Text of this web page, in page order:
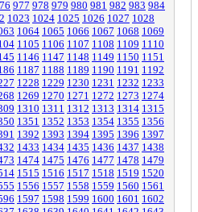
977 978 979 980 981 982 983 984
1023 1024 1025 1026 1027 1028
1064 1065 1066 1067 1068 1069
1105 1106 1107 1108 1109 1110
1146 1147 1148 1149 1150 1151
1187 1188 1189 1190 1191 1192
1228 1229 1230 1231 1232 1233
1269 1270 1271 1272 1273 1274
1310 1311 1312 1313 1314 1315
1351 1352 1353 1354 1355 1356
1392 1393 1394 1395 1396 1397
1433 1434 1435 1436 1437 1438
1474 1475 1476 1477 1478 1479
1515 1516 1517 1518 1519 1520
1556 1557 1558 1559 1560 1561
1597 1598 1599 1600 1601 1602